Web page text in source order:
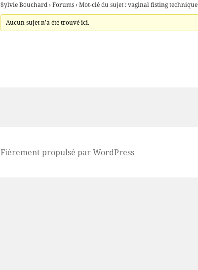
Sylvie Bouchard ›Forums ›Mot-clé du sujet : vaginal fisting technique
Aucun sujet n’a été trouvé ici.
Fièrement propulsé par WordPress